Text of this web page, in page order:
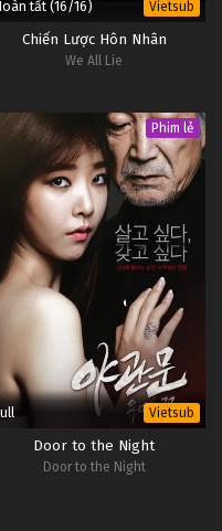
tất (16/16) Vietsub
Chiến Lược Hôn Nhân
We All Lie
Phim lẻ
Vietsub
Door to the Night
Door to the Night